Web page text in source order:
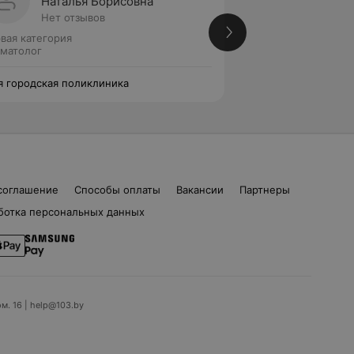
Нет отзывов
категория
городская поликлиника
Способы оплаты Вакансии
Партнеры
персональных данных
16 | help@103.by